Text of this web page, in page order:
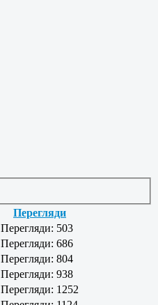
Перегляди
Перегляди: 503
Перегляди: 686
Перегляди: 804
Перегляди: 938
Перегляди: 1252